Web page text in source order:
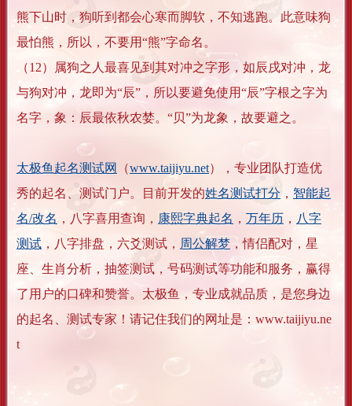
熊下山时，狗听到都会心寒而脚软，不知逃跑。此意味狗
最怕熊，所以，不要用“熊”字命名。
（12）属狗之人最喜见到其对冲之字形，如辰戌对冲，龙
与狗对冲，龙即为“辰”，所以要避免使用“辰”字根之字为
名字，象：辰最依秋农婪。“贝”为龙象，故要避之。
太极鱼起名测试网 （www.taijiyu.net），专业团队打造优
秀的起名、测试门户。目前开发的姓名测试打分 ， 智能起
名/改名 ，八字喜用查询， 康熙字典起名 ， 万年历 ， 八字
测试 ，八字排盘，六爻测试， 周公解梦 ，情侣配对，星
座、生肖分析，抽签测试，号码测试等功能和服务，赢得
了用户的口碑和赞誉。太极鱼，专业成就品质，是您身边
的起名、测试专家！请记住我们的网址是：www.taijiyu.ne
t